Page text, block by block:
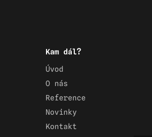
Kam dál?
Úvod
O nás
Reference
Novinky
Kontakt